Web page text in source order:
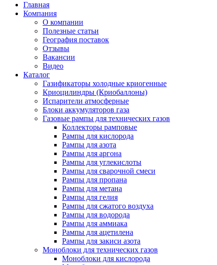
Главная
Компания
О компании
Полезные статьи
География поставок
Отзывы
Вакансии
Видео
Каталог
Газификаторы холодные криогенные
Криоцилиндры (Криобаллоны)
Испарители атмосферные
Блоки аккумуляторов газа
Газовые рампы для технических газов
Коллекторы рамповые
Рампы для кислорода
Рампы для азота
Рампы для аргона
Рампы для углекислоты
Рампы для сварочной смеси
Рампы для пропана
Рампы для метана
Рампы для гелия
Рампы для сжатого воздуха
Рампы для водорода
Рампы для аммиака
Рампы для ацетилена
Рампы для закиси азота
Моноблоки для технических газов
Моноблоки для кислорода